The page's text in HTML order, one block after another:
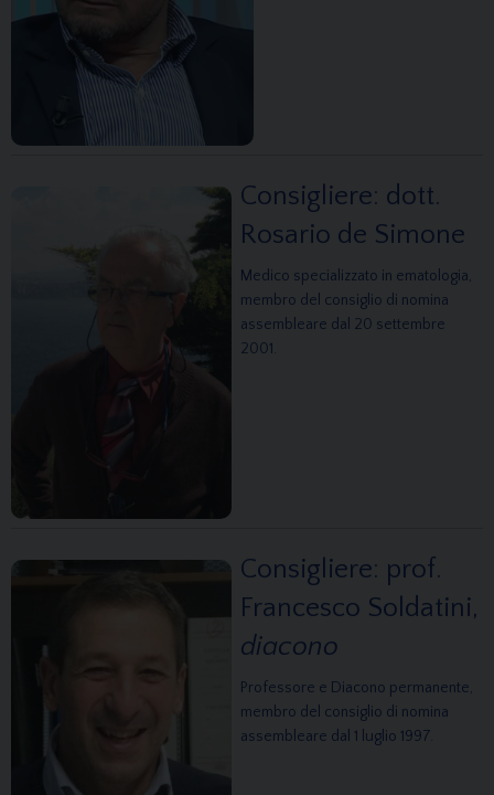
Consigliere: dott.
Rosario de Simone
Medico specializzato in ematologia,
membro del consiglio di nomina
assembleare dal 20 settembre
2001.
Consigliere: prof.
Francesco Soldatini,
diacono
Professore e Diacono permanente,
membro del consiglio di nomina
assembleare dal 1 luglio 1997.